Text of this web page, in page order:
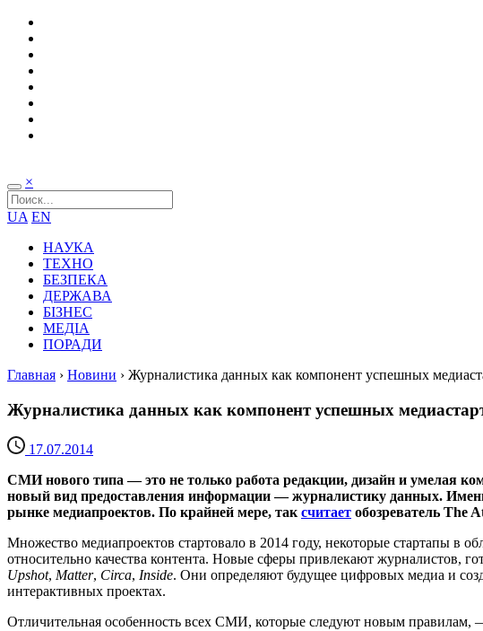
×
UA EN
НАУКА
ТЕХНО
БЕЗПЕКА
ДЕРЖАВА
БІЗНЕС
МЕДІА
ПОРАДИ
Главная › Новини › Журналистика данных как компонент успешных
Журналистика данных как компонент успешных
17.07.2014
СМИ нового типа — это не только работа редакции, дизайн и умелая
новый вид предоставления информации — журналистику данных.
рынке медиапроектов. По крайней мере, таксчитает обозреватель The
Множество медиапроектов стартовало в 2014 году, некоторые стартапы в
относительно качества контента. Новые сферы привлекают журналистов,
Upshot, Matter, Circa, Inside. Они определяют будущее цифровых медиа и
интерактивных проектах.
Отличительная особенность всех СМИ, которые следуют новым правилам,